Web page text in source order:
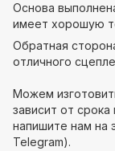
Основа
имеет хорошую
Обратная
отличного
Можем
зависит от
напишите нам на
Telegram).